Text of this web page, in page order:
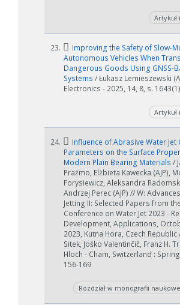
Artykuł
23.
Improving the Safety of Slow-
Autonomous Vehicles When
Dangerous Goods Using GNSS-
Systems / Łukasz Lemieszewski
Electronics - 2025, 14, 8, s.
Artykuł
24.
Influence of Abrasive Water Jet
Parameters on the Surface
Modern Plain Bearing Materials /
Praźmo, Elżbieta Kawecka (AJP),
Forysiewicz, Aleksandra
Andrzej Perec (AJP) // W:
Jetting II: Selected Papers from
Conference on Water Jet 2023 -
Development, Applications,
2023, Kutna Hora, Czech
Sitek, Joško Valentinčič, Franz H.
Hloch - Cham, Switzerland :
156-169
Rozdział w monografii